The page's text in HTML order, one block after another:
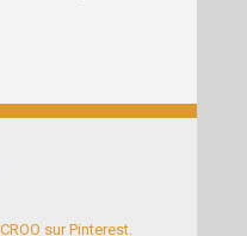
sur Pinterest.